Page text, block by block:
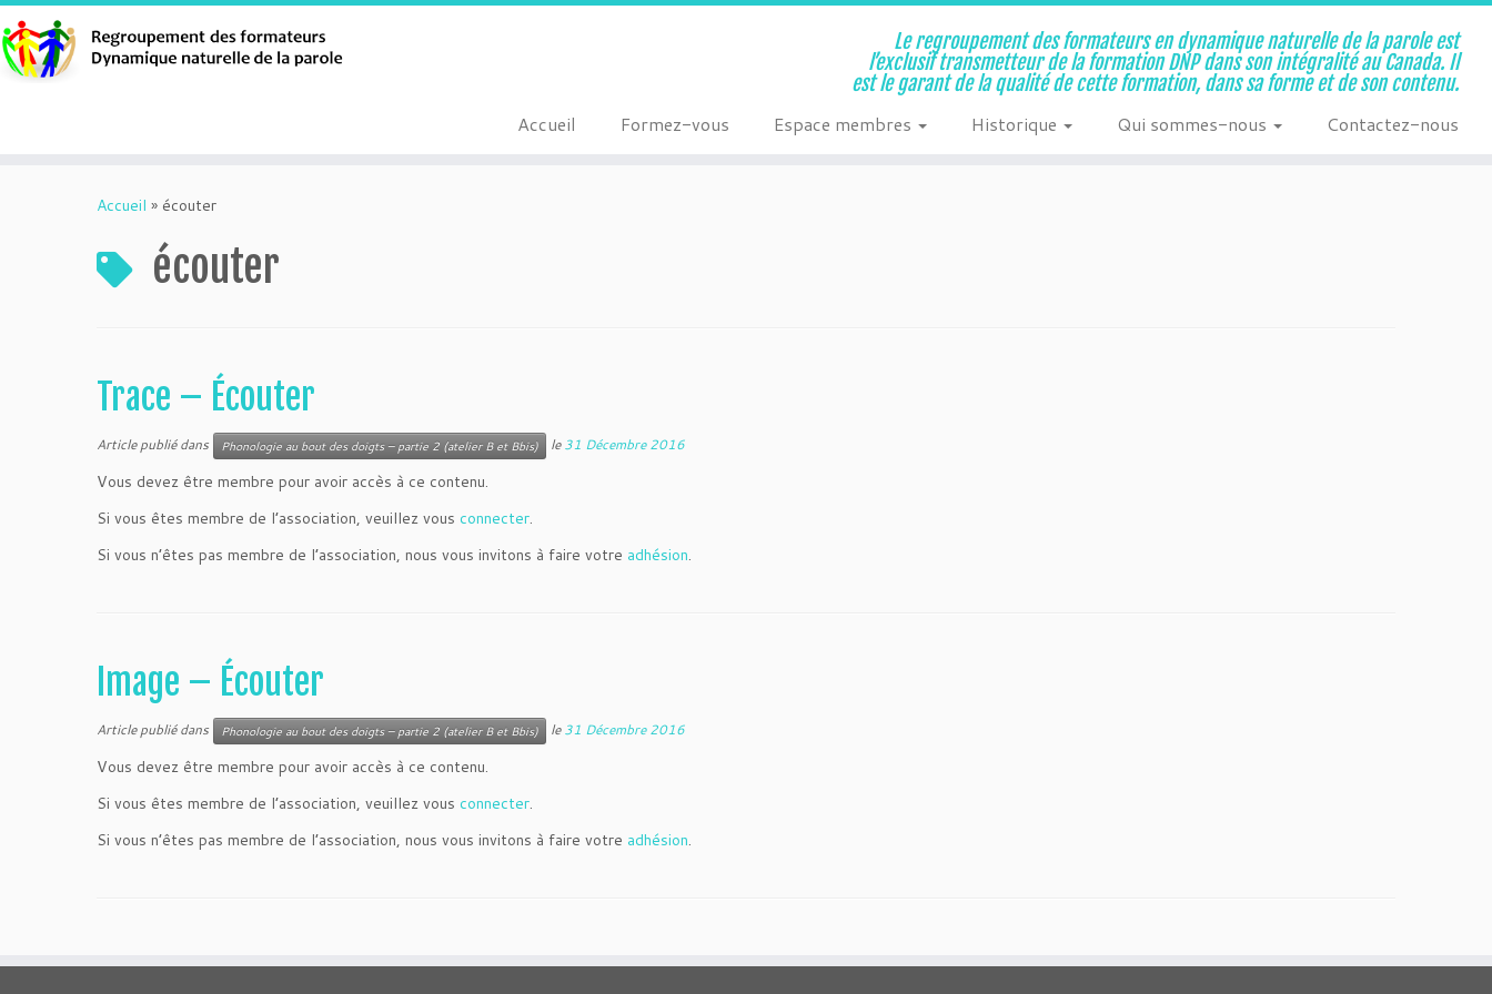
Le regroupement des formateurs en dynamique naturelle de la parole est
l’exclusif transmetteur de la formation DNP dans son intégralité au Canada. Il
est le garant de la qualité de cette formation, dans sa forme et de son contenu.
Accueil Formez-vous Espace membres Historique Qui sommes-nous Contactez-nous
Accueil » écouter
écouter
Trace – Écouter
Article publié dans Phonologie au bout des doigts – partie 2 (atelier B et Bbis) le31 Décembre 2016
Vous devez être membre pour avoir accès à ce contenu.
Si vous êtes membre de l’association, veuillez vous connecter.
Si vous n’êtes pas membre de l’association, nous vous invitons à faire votre adhésion.
Image – Écouter
Article publié dans Phonologie au bout des doigts – partie 2 (atelier B et Bbis) le31 Décembre 2016
Vous devez être membre pour avoir accès à ce contenu.
Si vous êtes membre de l’association, veuillez vous connecter.
Si vous n’êtes pas membre de l’association, nous vous invitons à faire votre adhésion.